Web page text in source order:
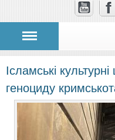
Ісламські
геноциду